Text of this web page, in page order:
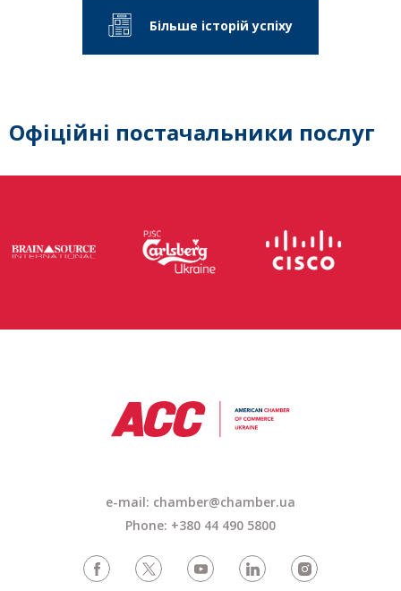
Більше історій успіху
Офіційні постачальники послуг
e-mail: chamber@chamber.ua
Phone: +380 44 490 5800